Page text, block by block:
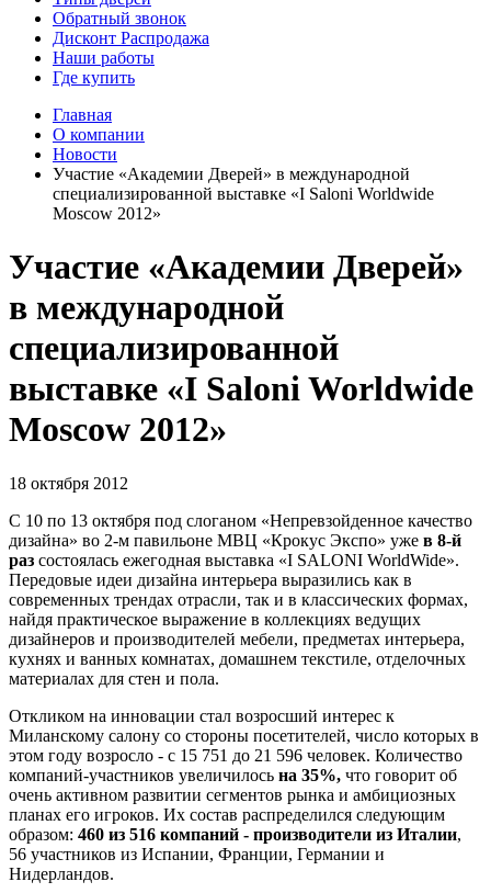
Обратный звонок
Дисконт Распродажа
Наши работы
Где купить
Главная
О компании
Новости
Участие «Академии Дверей» в международной
специализированной выставке «I Saloni Worldwide
Moscow 2012»
Участие «Академии Дверей»
в международной
специализированной
выставке «I Saloni Worldwide
Moscow 2012»
18 октября 2012
C 10 по 13 октября под слоганом «Непревзойденное качество
дизайна» во 2-м павильоне МВЦ «Крокус Экспо» уже в 8-й
раз состоялась ежегодная выставка «I SALONI WorldWide».
Передовые идеи дизайна интерьера выразились как в
современных трендах отрасли, так и в классических формах,
найдя практическое выражение в коллекциях ведущих
дизайнеров и производителей мебели, предметах интерьера,
кухнях и ванных комнатах, домашнем текстиле, отделочных
материалах для стен и пола.
Откликом на инновации стал возросший интерес к
Миланскому салону со стороны посетителей, число которых в
этом году возросло - с 15 751 до 21 596 человек. Количество
компаний-участников увеличилось на 35%, что говорит об
очень активном развитии сегментов рынка и амбициозных
планах его игроков. Их состав распределился следующим
образом: 460 из 516 компаний - производители из Италии,
56 участников из Испании, Франции, Германии и
Нидерландов.